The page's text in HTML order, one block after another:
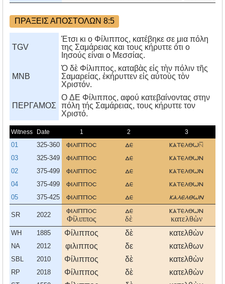
ΠΡΑΞΕΙΣ ΑΠΟΣΤΟΛΩΝ 8:5
TGV
Έτσι κι ο Φίλιππος, κατέβηκε σε μια πόλη
της Σαμάρειας και τους κήρυττε ότι ο
Ιησούς είναι ο Μεσσίας.
MNB
Ὁ δὲ Φίλιππος, καταβὰς εἰς τὴν πόλιν τῆς
Σαμαρείας, ἐκήρυττεν εἰς αὐτοὺς τὸν
Χριστόν.
ΠΕΡΓΑΜΟΣ
O ΔE Φίλιππος, αφού κατεβαίνοντας στην
πόλη τής Σαμάρειας, τους κήρυττε τον
Xριστό.
Witness Date 1 2 3
01 325-360 φιλιπποσ δε κατελθω
03 325-349 φιλιπποσ δε κατελθων
02 375-499 φιλιπποσ δε κατελθων
04 375-499 φιλιπποσ δε κατελθων
05 375-425 φιλιπποσ δε καλελθων
SR 2022
φιλιπποσ
Φίλιππος
δε
δὲ
κατελθων
κατελθὼν
WH 1885 Φίλιππος δὲ κατελθὼν
NA 2012 φιλιππος δε κατελθων
SBL 2010 Φίλιππος δὲ κατελθὼν
RP 2018 Φίλιππος δὲ κατελθὼν